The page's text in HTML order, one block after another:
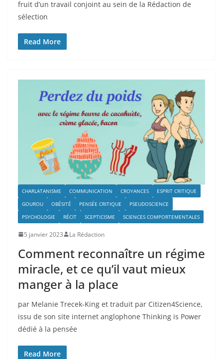
fruit d’un travail conjoint au sein de la Rédaction de
sélection
Read More
CHARLATANISME COMMUNICATION CROYANCES
ESPRIT CRITIQUE
GOUROU
OBÉSITÉ PENSÉE CRITIQUE
PSEUDOSCIENCE
PSYCHOLOGIE
RÉCIT SCEPTICISME SCIENCES COMPORTEMENTALES
5 janvier 2023 La Rédaction
Comment reconnaître un régime
miracle, et ce qu’il vaut mieux
manger à la place
par Melanie Trecek-King et traduit par Citizen4Science,
issu de son site internet anglophone Thinking is Power
dédié à la pensée
Read More